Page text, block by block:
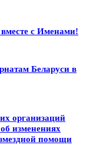
с Именами!
Беларуси в
организаций
изменениях
помощи